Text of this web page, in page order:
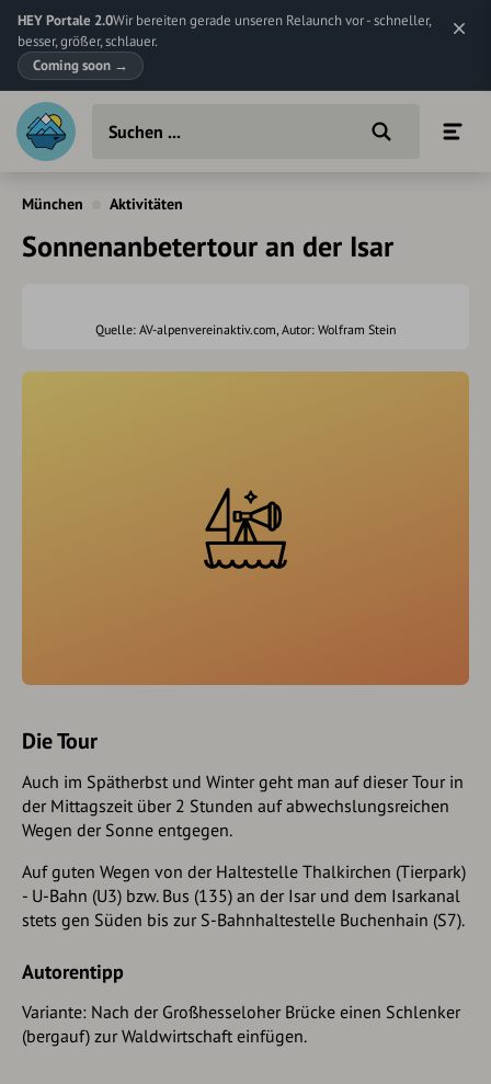
HEY Portale 2.0Wir bereiten gerade unseren Relaunch vor - schneller,
besser, größer, schlauer.
Coming soon →
München Aktivitäten
Sonnenanbetertour an der Isar
Quelle: AV-alpenvereinaktiv.com, Autor: Wolfram Stein
Die Tour
Auch im Spätherbst und Winter geht man auf dieser Tour in
der Mittagszeit über 2 Stunden auf abwechslungsreichen
Wegen der Sonne entgegen.
Auf guten Wegen von der Haltestelle Thalkirchen (Tierpark)
- U-Bahn (U3) bzw. Bus (135) an der Isar und dem Isarkanal
stets gen Süden bis zur S-Bahnhaltestelle Buchenhain (S7).
Autorentipp
Variante: Nach der Großhesseloher Brücke einen Schlenker
(bergauf) zur Waldwirtschaft einfügen.